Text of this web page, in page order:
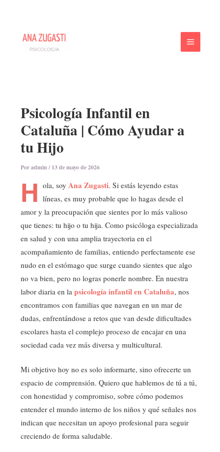
contenido
Psicología Infantil en
Cataluña | Cómo Ayudar a
tu Hijo
Poradmin/13 de mayo de 2026
H ola, soy Ana Zugasti. Si estás leyendo estas
líneas, es muy probable que lo hagas desde el
amor y la preocupación que sientes por lo más valioso
que tienes: tu hijo o tu hija. Como psicóloga especializada
en salud y con una amplia trayectoria en el
acompañamiento de familias, entiendo perfectamente ese
nudo en el estómago que surge cuando sientes que algo
no va bien, pero no logras ponerle nombre. En nuestra
labor diaria en lapsicología infantil en Cataluña, nos
encontramos con familias que navegan en un mar de
dudas, enfrentándose a retos que van desde dificultades
escolares hasta el complejo proceso de encajar en una
sociedad cada vez más diversa y multicultural.
Mi objetivo hoy no es solo informarte, sino ofrecerte un
espacio de comprensión. Quiero que hablemos de tú a tú,
con honestidad y compromiso, sobre cómo podemos
entender el mundo interno de los niños y qué señales nos
indican que necesitan un apoyo profesional para seguir
creciendo de forma saludable.